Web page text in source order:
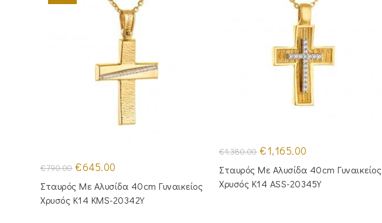
€790.00 Original
price
was:
€790.00.
€645.00
τιμή
είναι:
€645.00.
Σταυρός Με Αλυσίδα 40cm Γυναικείος
Χρυσός Κ14 KMS-20342Y
€1,380.00 Original
price
was:
€1,380.00.
€1,165.00
τιμή
είναι:
€1,165.00.
Σταυρός Mε Aλυσίδα 40cm Γυναικείος
Χρυσός Κ14 ASS-20345Y